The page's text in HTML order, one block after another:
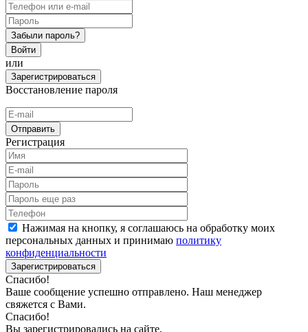
Забыли пароль?
Войти
или
Зарегистрироваться
Восстановление пароля
Отправить
Регистрация
Нажимая на кнопку, я соглашаюсь на обработку моих
персональных данных и принимаю политику
конфиденциальности
Зарегистрироваться
Спасибо!
Ваше сообщение успешно отправлено. Наш менеджер
свяжется с Вами.
Спасибо!
Вы зарегистрировались на сайте.